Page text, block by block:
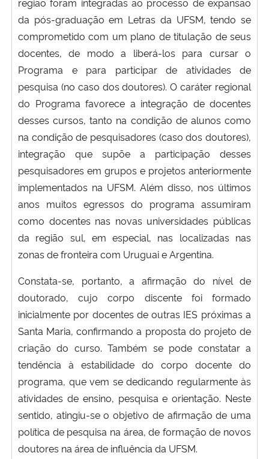
da pós-graduação em Letras da UFSM, tendo se
comprometido com um plano de titulação de seus
docentes, de modo a liberá-los para cursar o
Programa e para participar de atividades de
pesquisa (no caso dos doutores). O caráter regional
do Programa favorece a integração de docentes
desses cursos, tanto na condição de alunos como
na condição de pesquisadores (caso dos doutores),
integração que supõe a participação desses
pesquisadores em grupos e projetos anteriormente
implementados na UFSM. Além disso, nos últimos
anos muitos egressos do programa assumiram
como docentes nas novas universidades públicas
da região sul, em especial, nas localizadas nas
zonas de fronteira com Uruguai e Argentina.
Constata-se, portanto, a afirmação do nível de
doutorado, cujo corpo discente foi formado
inicialmente por docentes de outras IES próximas a
Santa Maria, confirmando a proposta do projeto de
criação do curso. Também se pode constatar a
tendência à estabilidade do corpo docente do
programa, que vem se dedicando regularmente às
atividades de ensino, pesquisa e orientação. Neste
sentido, atingiu-se o objetivo de afirmação de uma
política de pesquisa na área, de formação de novos
doutores na área de influência da UFSM.